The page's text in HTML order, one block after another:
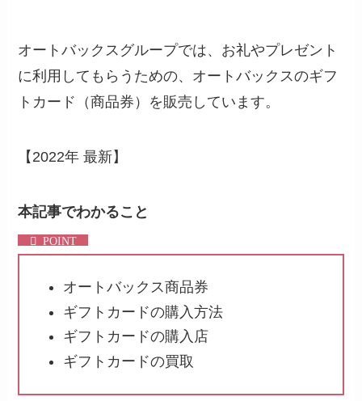
オートバックスグループでは、お礼やプレゼント
に利用してもらうための、オートバックスのギフ
トカード（商品券）を販売しています。
【2022年 最新】
本記事でわかること
オートバックス商品券
ギフトカードの購入方法
ギフトカードの購入店
ギフトカードの買取